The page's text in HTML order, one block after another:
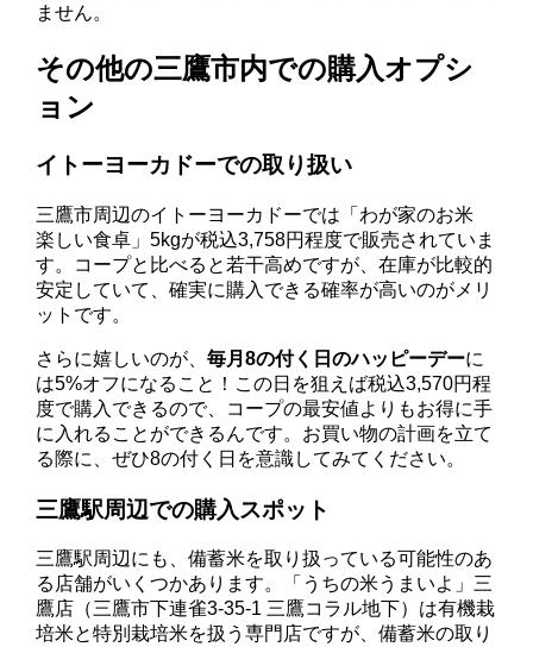
ません。
その他の三鷹市内での購入オプシ
ョン
イトーヨーカドーでの取り扱い
三鷹市周辺のイトーヨーカドーでは「わが家のお米
楽しい食卓」5kgが税込3,758円程度で販売されていま
す。コープと比べると若干高めですが、在庫が比較的
安定していて、確実に購入できる確率が高いのがメリ
ットです。
さらに嬉しいのが、毎月8の付く日のハッピーデーに
は5%オフになること！この日を狙えば税込3,570円程
度で購入できるので、コープの最安値よりもお得に手
に入れることができるんです。お買い物の計画を立て
る際に、ぜひ8の付く日を意識してみてください。
三鷹駅周辺での購入スポット
三鷹駅周辺にも、備蓄米を取り扱っている可能性のあ
る店舗がいくつかあります。「うちの米うまいよ」三
鷹店（三鷹市下連雀3-35-1 三鷹コラル地下）は有機栽
培米と特別栽培米を扱う専門店ですが、備蓄米の取り